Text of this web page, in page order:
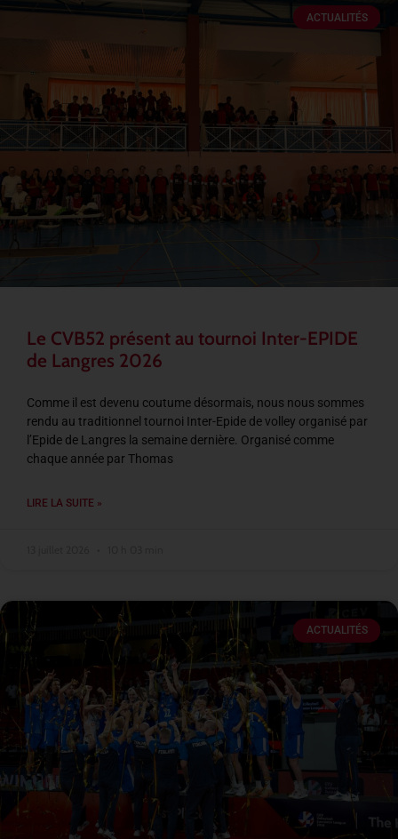
ACTUALITÉS
Le CVB52 présent au tournoi Inter-EPIDE
de Langres 2026
Comme il est devenu coutume désormais, nous nous sommes
rendu au traditionnel tournoi Inter-Epide de volley organisé par
l’Epide de Langres la semaine dernière. Organisé comme
chaque année par Thomas
LIRE LA SUITE »
ACTUALITÉS